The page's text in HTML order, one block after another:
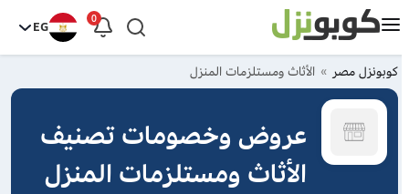
0
EG
كوبونزل مصر الأثاث ومستلزمات المنزل
عروض وخصومات تصنيف
الأثاث ومستلزمات المنزل